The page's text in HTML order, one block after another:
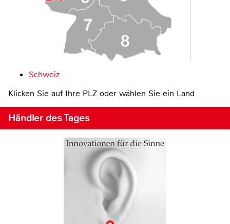
Schweiz
Klicken Sie auf Ihre PLZ oder wählen Sie ein Land
Händler des Tages